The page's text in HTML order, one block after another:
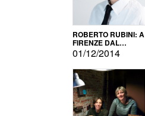
ROBERTO RUBINI: A
FIRENZE DAL
PRODOTTO ALLA
PROMOZIONE
01/12/2014